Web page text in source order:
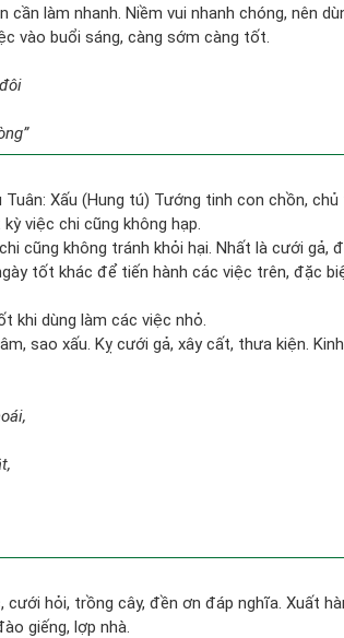
cần làm nhanh. Niềm vui nhanh chóng, nên
vào buổi sáng, càng sớm càng tốt.
Xấu (Hung tú) Tướng tinh con chồn,
việc chi cũng không hạp.
cũng không tránh khỏi hại. Nhất là cưới gả,
tốt khác để tiến hành các việc trên, đặc
khi dùng làm các việc nhỏ.
sao xấu. Kỵ cưới gả, xây cất, thưa kiện.
cưới hỏi, trồng cây, đền ơn đáp nghĩa. Xuất
giếng, lợp nhà.